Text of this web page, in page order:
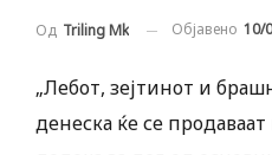
Од Triling Mk Објавено 10/
„Лебот, зејтинот и
денеска ќе се